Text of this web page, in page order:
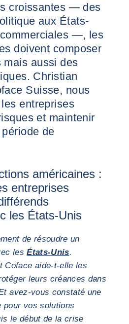
croissantes — des
aux États-
—, les
doivent composer
mais aussi des
Christian
Suisse, nous
entreprises
et maintenir
de
américaines :
entreprises
les États-Unis
de résoudre un
lesÉtats-Unis.
Coface aide-t-elle les
leurs créances dans
avez-vous constaté une
pour vos solutions
le début de la crise